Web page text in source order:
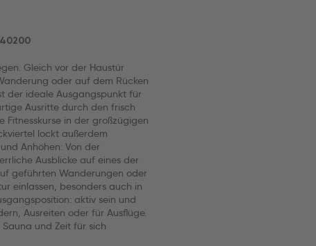
Gleich vor der Haustür
oder auf dem Rücken
der ideale Ausgangspunkt für
Ausritte durch den frisch
in der großzügigen
lockt außerdem
Anhöhen: Von der
Ausblicke auf eines der
geführten Wanderungen oder
einlassen, besonders auch in
aktiv sein und
Ausreiten oder für Ausflüge.
und Zeit für sich